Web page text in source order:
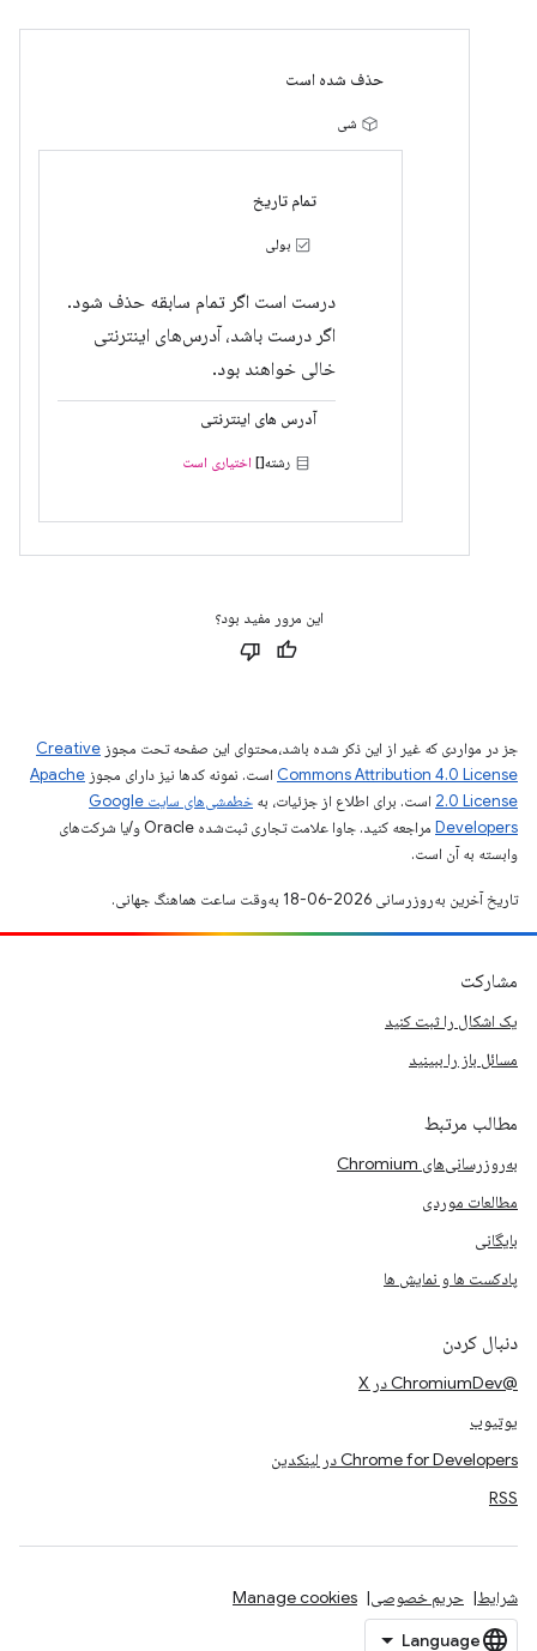
حذف شده است
شی
تمام تاریخ
بولی
درست است اگر تمام سابقه حذف شود.
اگر درست باشد، آدرس‌های اینترنتی
خالی خواهند بود.
آدرس های اینترنتی
رشته[] اختیاری است
این مرور مفید بود؟
جز در مواردی که غیر از این ذکر شده باشد،‌محتوای این صفحه تحت مجوز Creative
Commons Attribution 4.0 License است. نمونه کدها نیز دارای مجوز Apache
2.0 License است. برای اطلاع از جزئیات، به
خطمشی‌های سایت Google
Developers‏
مراجعه کنید. جاوا علامت تجاری ثبت‌شده Oracle و/یا شرکت‌های
وابسته به آن است.
تاریخ آخرین به‌روزرسانی 2026-06-18 به‌وقت ساعت هماهنگ جهانی.
مشارکت
یک اشکال را ثبت کنید
مسائل باز را ببینید
مطالب مرتبط
به‌روزرسانی‌های Chromium
مطالعات موردی
بایگانی
پادکست ها و نمایش ها
دنبال کردن
@ChromiumDev در X
یوتیوب
Chrome for Developers در لینکدین
RSS
شرایط حریم خصوصی Manage cookies